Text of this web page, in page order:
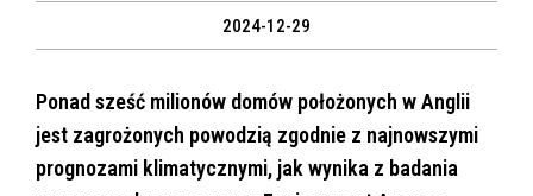
2024-12-29
Ponad sześć milionów domów położonych w Anglii
jest zagrożonych powodzią zgodnie z najnowszymi
prognozami klimatycznymi, jak wynika z badania